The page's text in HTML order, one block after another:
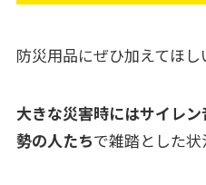
防災用品にぜひ加えてほし
大きな災害時にはサイレ
勢の人たちで雑踏とした状